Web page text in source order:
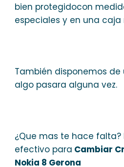
bien protegidocon
especiales y en una
También disponemos de
algo pasara alguna vez.
¿Que mas te hace falta?
efectivo para Cambiar
Nokia 8 Gerona